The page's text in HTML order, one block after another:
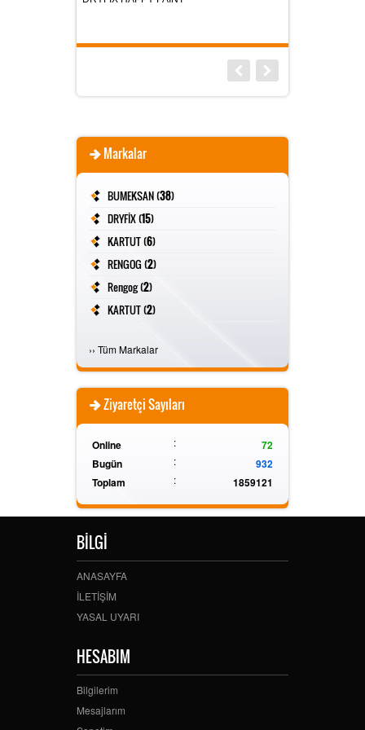
Markalar
BUMEKSAN (38)
DRYFİX (15)
KARTUT (6)
RENGOG (2)
Rengog (2)
KARTUT (2)
›› Tüm Markalar
Ziyaretçi Sayıları
Online :
72
Bugün
:
932
Toplam
: 1859121
BİLGİ
ANASAYFA
İLETİŞİM
YASAL UYARI
HESABIM
Bilgilerim
Mesajlarım